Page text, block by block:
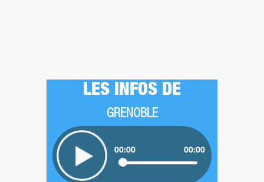
LES INFOS DE
GRENOBLE
00:00 00:00